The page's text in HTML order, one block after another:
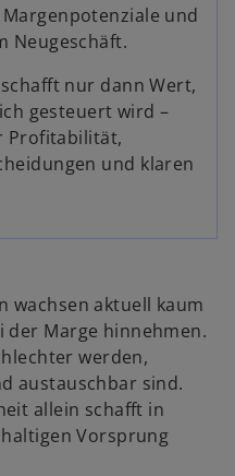
und
Neugeschäft.
nur dann Wert,
gesteuert wird –
Profitabilität,
und klaren
wachsen aktuell kaum
der Marge hinnehmen.
werden,
austauschbar sind.
allein schafft in
Vorsprung